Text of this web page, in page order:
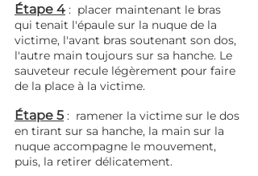
Étape 4 :  placer maintenant le bras
qui tenait l'épaule sur la nuque de la
victime, l'avant bras soutenant son dos,
l'autre main toujours sur sa hanche. Le
sauveteur recule légèrement pour faire
de la place à la victime.
Étape 5 :  ramener la victime sur le dos
en tirant sur sa hanche, la main sur la
nuque accompagne le mouvement,
puis, la retirer délicatement.